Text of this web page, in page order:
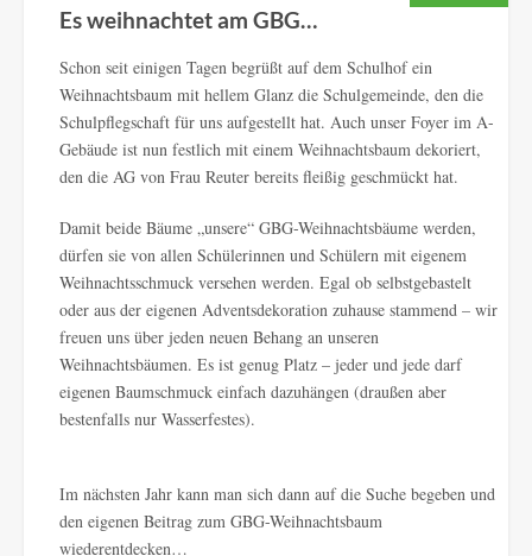
Es weihnachtet am GBG…
Schon seit einigen Tagen begrüßt auf dem Schulhof ein
Weihnachtsbaum mit hellem Glanz die Schulgemeinde, den die
Schulpflegschaft für uns aufgestellt hat. Auch unser Foyer im A-
Gebäude ist nun festlich mit einem Weihnachtsbaum dekoriert,
den die AG von Frau Reuter bereits fleißig geschmückt hat.
Damit beide Bäume „unsere“ GBG-Weihnachtsbäume werden,
dürfen sie von allen Schülerinnen und Schülern mit eigenem
Weihnachtsschmuck versehen werden. Egal ob selbstgebastelt
oder aus der eigenen Adventsdekoration zuhause stammend – wir
freuen uns über jeden neuen Behang an unseren
Weihnachtsbäumen. Es ist genug Platz – jeder und jede darf
eigenen Baumschmuck einfach dazuhängen (draußen aber
bestenfalls nur Wasserfestes).
Im nächsten Jahr kann man sich dann auf die Suche begeben und
den eigenen Beitrag zum GBG-Weihnachtsbaum
wiederentdecken…